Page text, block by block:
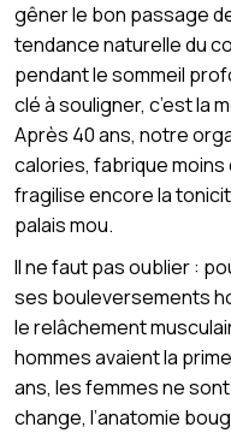
gêner le bon passage
tendance naturelle du
pendant le sommeil
clé à souligner, c’est la
Après 40 ans, notre
calories, fabrique
fragilise encore la
palais mou.
Il ne faut pas oublier :
ses bouleversements
le relâchement
hommes avaient la
ans, les femmes ne
change, l’anatomie